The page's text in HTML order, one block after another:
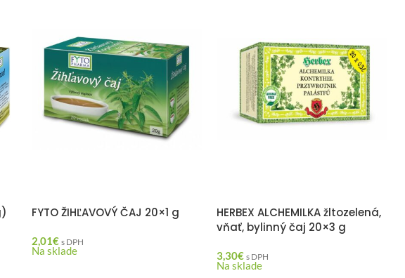
FYTO ŽIHĽAVOVÝ ČAJ 20×1 g
2,01€ s DPH
Na sklade
HERBEX ALCHEMILKA žltozelená,
vňať, bylinný čaj 20×3 g
3,30€ s DPH
Na sklade